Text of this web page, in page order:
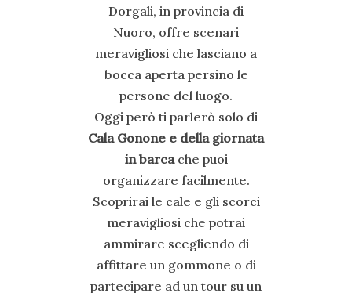
Dorgali, in provincia di
Nuoro, offre scenari
meravigliosi che lasciano a
bocca aperta persino le
persone del luogo.
Oggi però ti parlerò solo di
Cala Gonone e della giornata
in barcache puoi
organizzare facilmente.
Scoprirai le cale e gli scorci
meravigliosi che potrai
ammirare scegliendo di
affittare un gommone o di
partecipare ad un tour su un